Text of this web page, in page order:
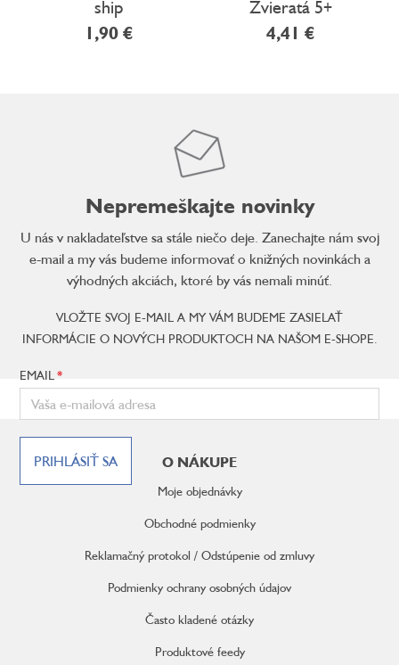
ship
1,90 €
Zvieratá 5+
4,41 €
Nepremeškajte novinky
U nás v nakladateľstve sa stále niečo deje. Zanechajte nám svoj
e-mail a my vás budeme informovať o knižných novinkách a
výhodných akciách, ktoré by vás nemali minúť.
VLOŽTE SVOJ E-MAIL A MY VÁM BUDEME ZASIELAŤ
INFORMÁCIE O NOVÝCH PRODUKTOCH NA NAŠOM E-SHOPE.
EMAIL
PRIHLÁSIŤ SA O NÁKUPE
Moje objednávky
Obchodné podmienky
Reklamačný protokol / Odstúpenie od zmluvy
Podmienky ochrany osobných údajov
Často kladené otázky
Produktové feedy